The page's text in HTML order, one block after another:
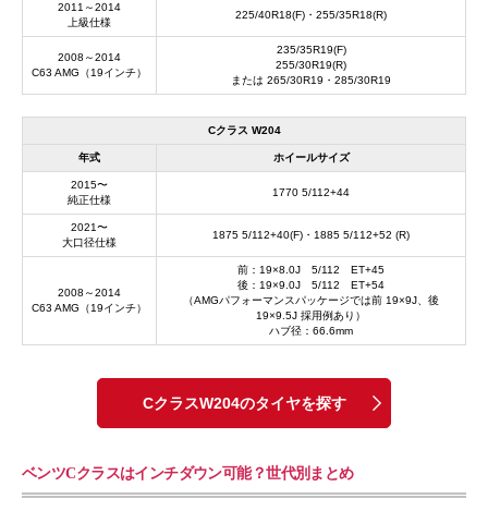
2011～2014
上級仕様
225/40R18(F)・255/35R18(R)
2008～2014
C63 AMG（19インチ）
235/35R19(F)
255/30R19(R)
または 265/30R19・285/30R19
Cクラス W204
年式 ホイールサイズ
2015〜
純正仕様
1770 5/112+44
2021〜
大口径仕様
1875 5/112+40(F)・1885 5/112+52 (R)
2008～2014
C63 AMG（19インチ）
前：19×8.0J 5/112 ET+45
後：19×9.0J 5/112 ET+54
（AMGパフォーマンスパッケージでは前 19×9J、後
19×9.5J 採用例あり）
ハブ径：66.6mm
CクラスW204のタイヤを探す
ベンツCクラスはインチダウン可能？世代別まとめ